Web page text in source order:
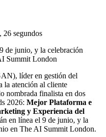
26 segundos
de junio, y la celebración
Summit London
líder en gestión del
la atención al cliente
nombrada finalista en dos
2026: Mejor Plataforma e
y Experiencia del
en línea el 9 de junio, y la
en The AI Summit London.